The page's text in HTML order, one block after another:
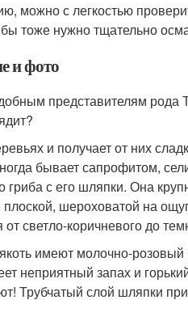
можно с легкостью
тоже нужно тщательно
и фото
представителям
и получает от них
бывает сапрофитом,
гриба с его шляпки. Она
шероховатой на
от светло-коричневого до
имеют молочно-
неприятный запах и
Трубчатый слой шляпки